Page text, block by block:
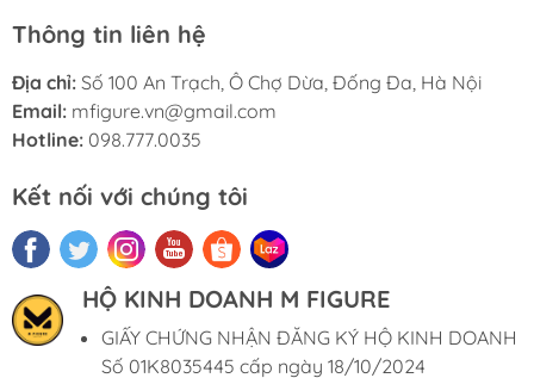
Thông tin liên hệ
Địa chỉ: Số 100 An Trạch, Ô Chợ Dừa, Đống Đa, Hà Nội
Email: mfigure.vn@gmail.com
Hotline: 098.777.0035
Kết nối với chúng tôi
HỘ KINH DOANH M FIGURE
GIẤY CHỨNG NHẬN ĐĂNG KÝ HỘ KINH DOANH
Số 01K8035445 cấp ngày 18/10/2024